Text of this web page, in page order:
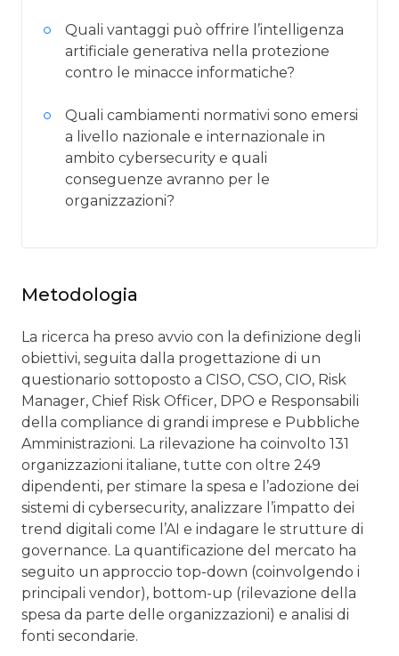
Quali vantaggi può offrire l’intelligenza
artificiale generativa nella protezione
contro le minacce informatiche?
Quali cambiamenti normativi sono emersi
a livello nazionale e internazionale in
ambito cybersecurity e quali
conseguenze avranno per le
organizzazioni?
Metodologia
La ricerca ha preso avvio con la definizione degli
obiettivi, seguita dalla progettazione di un
questionario sottoposto a CISO, CSO, CIO, Risk
Manager, Chief Risk Officer, DPO e Responsabili
della compliance di grandi imprese e Pubbliche
Amministrazioni. La rilevazione ha coinvolto 131
organizzazioni italiane, tutte con oltre 249
dipendenti, per stimare la spesa e l’adozione dei
sistemi di cybersecurity, analizzare l’impatto dei
trend digitali come l’AI e indagare le strutture di
governance. La quantificazione del mercato ha
seguito un approccio top-down (coinvolgendo i
principali vendor), bottom-up (rilevazione della
spesa da parte delle organizzazioni) e analisi di
fonti secondarie.